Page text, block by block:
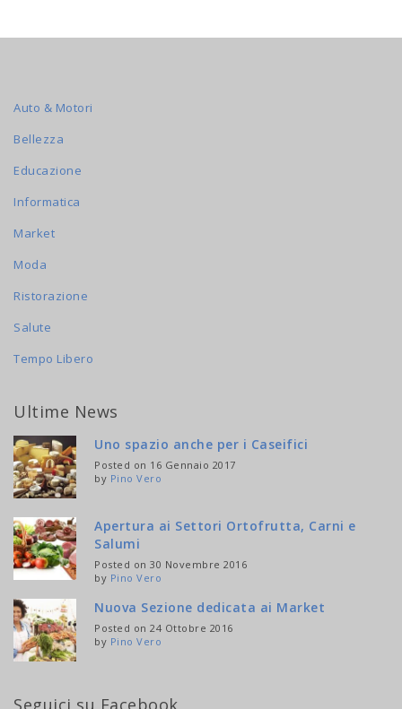
Auto & Motori
Bellezza
Educazione
Informatica
Market
Moda
Ristorazione
Salute
Tempo Libero
Ultime News
Uno spazio anche per i Caseifici
Posted on 16 Gennaio 2017
by Pino Vero
Apertura ai Settori Ortofrutta, Carni e
Salumi
Posted on 30 Novembre 2016
by Pino Vero
Nuova Sezione dedicata ai Market
Posted on 24 Ottobre 2016
by Pino Vero
Seguici su Facebook